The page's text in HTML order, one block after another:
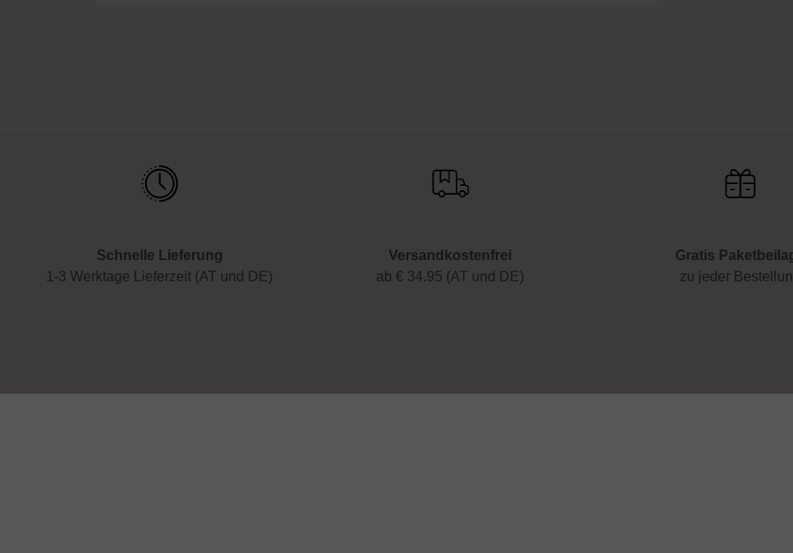
Schnelle Lieferung
1-3 Werktage Lieferzeit (AT und DE)
Versandkostenfrei
ab € 34.95 (AT und DE)
Gratis
zu jeder